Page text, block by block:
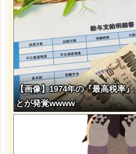
【画像】1974年の『最高税率
とが発覚wwww